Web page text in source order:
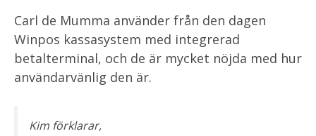
Carl de Mumma använder från den dagen
Winpos kassasystem med integrerad
betalterminal, och de är mycket nöjda med hur
användarvänlig den är.
Kim förklarar,